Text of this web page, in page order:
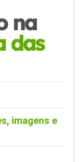
na
das
imagens e